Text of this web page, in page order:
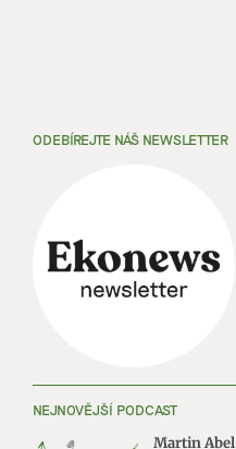
ODEBÍREJTE NÁŠ NEWSLETTER
NEJNOVĚJŠÍ PODCAST
Martin Abel